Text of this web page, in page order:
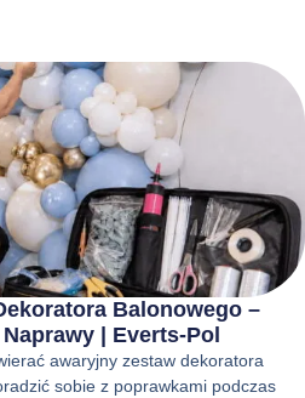
Balonowego –
| Everts-Pol
awaryjny zestaw dekoratora
sobie z poprawkami podczas